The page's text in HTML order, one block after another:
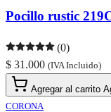
Pocillo rustic
(0)
$ 31.000 (IVA Incluido)
Agregar al carrito
CORONA